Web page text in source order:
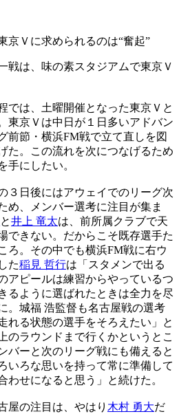
京Ｖに求められるのは“奮起”
戦は、味の素スタジアムで東京Ｖ
では、土曜開催となった東京Ｖと
東京Ｖは中日が１日多いアドバン
前節・横浜FM戦で立て直しを図
た。この流れを次につなげるため
手にしたい。
３日後にはアウェイでのリーグ次
め、メンバー選考に注目が集ま
と井上 竜太は、前所属クラブで天
できない。だからこそ既存選手た
ろ。その中でも横浜FM戦に右ウ
た稲見 哲行は「スタメンで出る
アピールは練習からやっているつ
るように選ばれたときは全力を尽
。城福 浩監督も名古屋戦の選考
れる状態の選手をそろえたい」と
のラウンドまで行くかというとこ
バーと次のリーグ戦にも備えると
いろな思いを持って常に準備して
わせになると思う」と続けた。
屋の注目は、やはり 木村 勇大だ